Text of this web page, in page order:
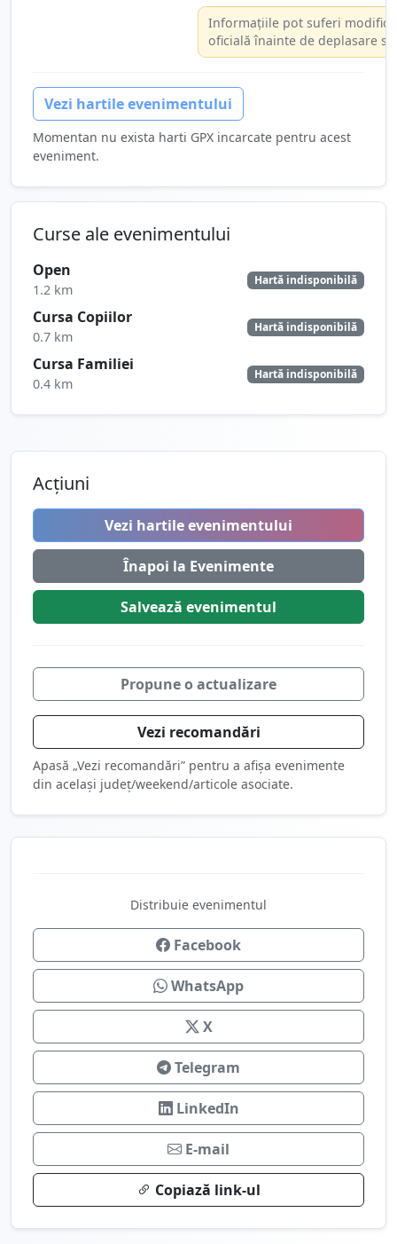
Informațiile pot suferi
oficială înainte de deplasare
Vezi hartile evenimentului
Momentan nu exista harti GPX incarcate pentru acest
eveniment.
Curse ale evenimentului
Open
1.2 km
Hartă indisponibilă
Cursa Copiilor
0.7 km
Hartă indisponibilă
Cursa Familiei
0.4 km
Hartă indisponibilă
Acțiuni
Vezi hartile evenimentului
Înapoi la Evenimente
Salvează evenimentul
Propune o actualizare
Vezi recomandări
Apasă „Vezi recomandări” pentru a afișa evenimente
din același județ/weekend/articole asociate.
Distribuie evenimentul
Facebook
WhatsApp
X
Telegram
LinkedIn
E-mail
Copiază link-ul